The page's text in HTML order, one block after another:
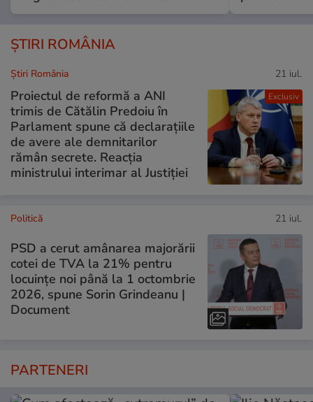
ȘTIRI ROMÂNIA
Exclusiv
Știri România 21 iul.
Proiectul de reformă a ANI
trimis de Cătălin Predoiu în
Parlament spune că declarațiile
de avere ale demnitarilor
rămân secrete. Reacția
ministrului interimar al Justiției
Politică 21 iul.
PSD a cerut amânarea majorării
cotei de TVA la 21% pentru
locuințe noi până la 1 octombrie
2026, spune Sorin Grindeanu |
Document
PARTENERI